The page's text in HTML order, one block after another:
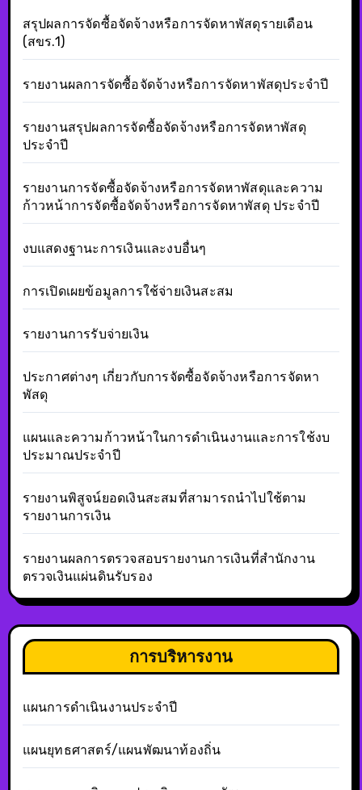
สรุปผลการจัดซื้อจัดจ้างหรือการจัดหาพัสดุรายเดือน
(สขร.1)
รายงานผลการจัดซื้อจัดจ้างหรือการจัดหาพัสดุประจำปี
รายงานสรุปผลการจัดซื้อจัดจ้างหรือการจัดหาพัสดุ
ประจำปี
รายงานการจัดซื้อจัดจ้างหรือการจัดหาพัสดุและความ
ก้าวหน้าการจัดซื้อจัดจ้างหรือการจัดหาพัสดุ ประจำปี
งบแสดงฐานะการเงินและงบอื่นๆ
การเปิดเผยข้อมูลการใช้จ่ายเงินสะสม
รายงานการรับจ่ายเงิน
ประกาศต่างๆ เกี่ยวกับการจัดซื้อจัดจ้างหรือการจัดหา
พัสดุ
แผนและความก้าวหน้าในการดำเนินงานและการใช้งบ
ประมาณประจำปี
รายงานพิสูจน์ยอดเงินสะสมที่สามารถนำไปใช้ตาม
รายงานการเงิน
รายงานผลการตรวจสอบรายงานการเงินที่สำนักงาน
ตรวจเงินแผ่นดินรับรอง
การบริหารงาน
แผนการดำเนินงานประจำปี
แผนยุทธศาสตร์/แผนพัฒนาท้องถิ่น